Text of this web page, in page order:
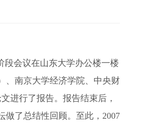
段会议在山东大学办公楼一楼
、南京大学经济学院、中央财
进行了报告。报告结束后，
做了总结性回顾。至此，2007